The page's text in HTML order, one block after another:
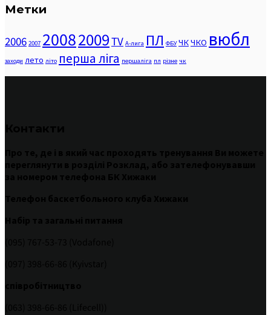
Метки
2006 2007 20082009TV А-лига ПЛ ФБУ ЧКЧКО вюбл
заходи лето літо перша ліга першаліга пл різне чк